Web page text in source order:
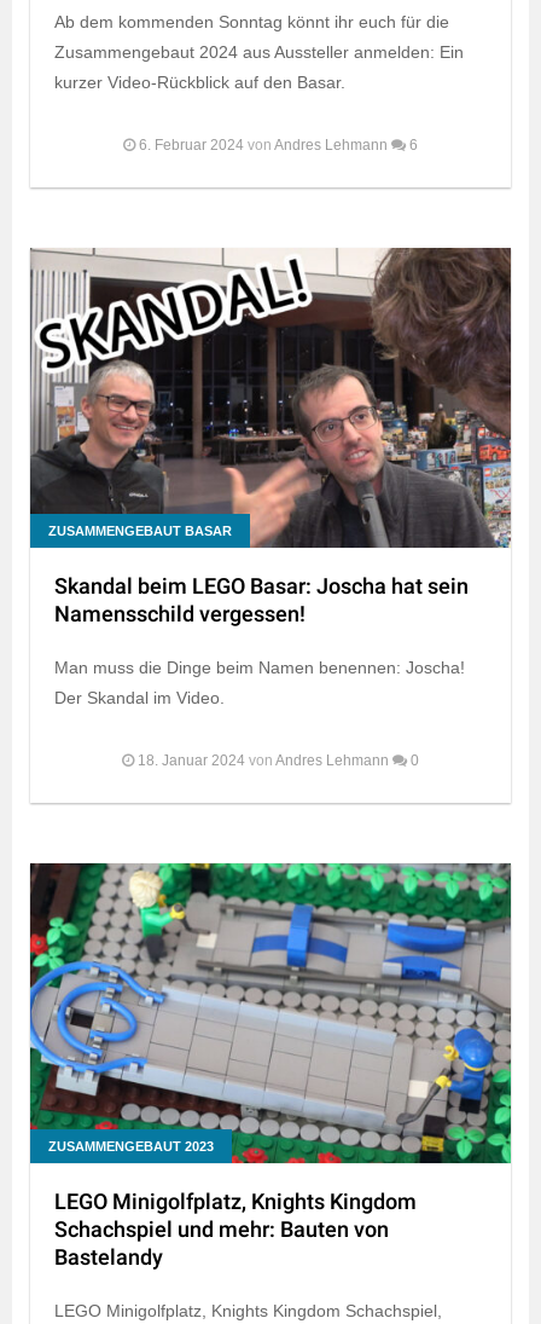
Ab dem kommenden Sonntag könnt ihr euch für die
Zusammengebaut 2024 aus Aussteller anmelden: Ein
kurzer Video-Rückblick auf den Basar.
6. Februar 2024 von Andres Lehmann 6
ZUSAMMENGEBAUT BASAR
Skandal beim LEGO Basar: Joscha hat sein
Namensschild vergessen!
Man muss die Dinge beim Namen benennen: Joscha!
Der Skandal im Video.
18. Januar 2024 von Andres Lehmann 0
ZUSAMMENGEBAUT 2023
LEGO Minigolfplatz, Knights Kingdom
Schachspiel und mehr: Bauten von
Bastelandy
LEGO Minigolfplatz, Knights Kingdom Schachspiel,